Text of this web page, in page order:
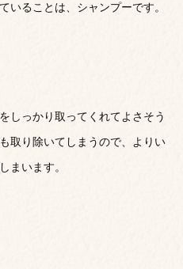
いることは、シャンプーです。
しっかり取ってくれてよさそう
取り除いてしまうので、よりい
まいます。